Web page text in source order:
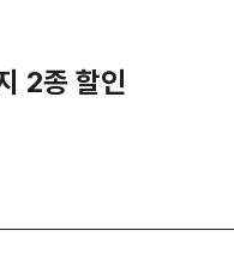
2종 할인